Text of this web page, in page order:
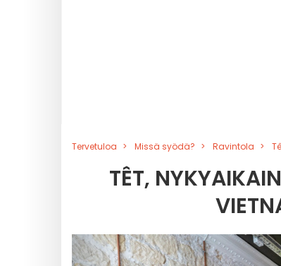
Tervetuloa Missä syödä? Ravintola
TÊT,